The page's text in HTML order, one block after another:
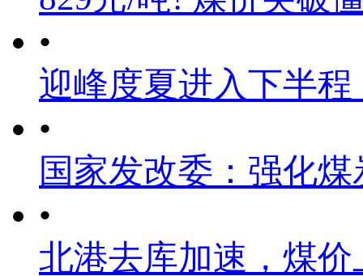
•
迎峰度夏进入下半
•
国家发改委：强化
•
北港去库加速，煤